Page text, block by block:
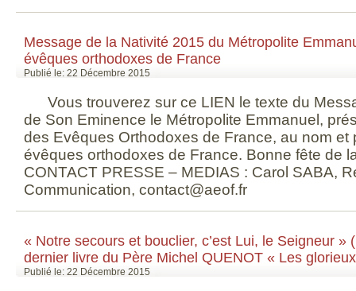
Message de la Nativité 2015 du Métropolite
évêques orthodoxes de France
Publié le: 22 Décembre 2015
Vous trouverez sur ce LIEN le texte du
de Son Eminence le Métropolite Emmanuel,
des Evêques Orthodoxes de France, au nom et
évêques orthodoxes de France. Bonne fête de
CONTACT PRESSE – MEDIAS : Carol SABA,
Communication, contact@aeof.fr
« Notre secours et bouclier, c’est Lui, le Seigneur »
dernier livre du Père Michel QUENOT « Les
Publié le: 22 Décembre 2015